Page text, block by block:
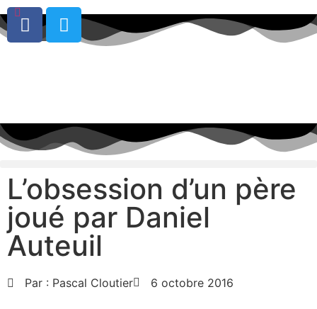
0
L’obsession d’un père
joué par Daniel
Auteuil
Par : Pascal Cloutier 6 octobre 2016